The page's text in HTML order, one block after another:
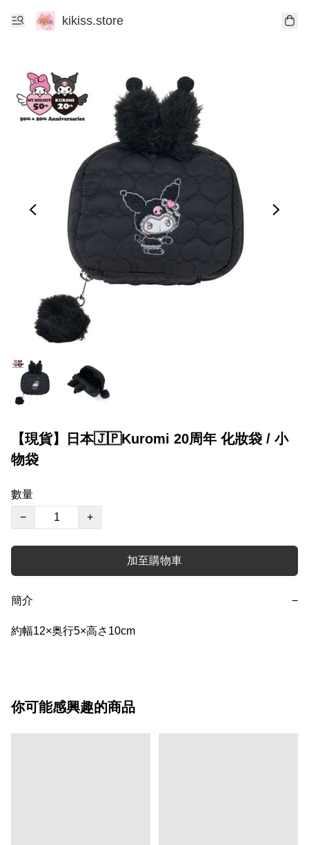
kikiss.store
【現貨】日本🇯🇵Kuromi 20周年 化妝袋 / 小
物袋
數量
−
+
加至購物車
簡介 −
約幅12×奥行5×高さ10cm
你可能感興趣的商品